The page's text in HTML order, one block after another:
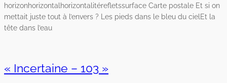
horizonhorizontalhorizontalitérefletssurface Carte postale Et si on
mettait juste tout à l’envers ? Les pieds dans le bleu du cielEt la
tête dans l’eau
« Incertaine – 103 »